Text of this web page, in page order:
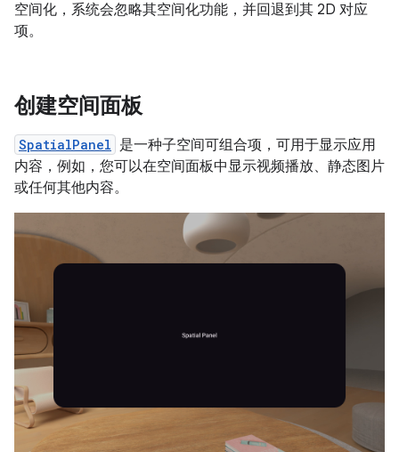
空间化，系统会忽略其空间化功能，并回退到其 2D 对应
项。
创建空间面板
SpatialPanel 是一种子空间可组合项，可用于显示应用
内容，例如，您可以在空间面板中显示视频播放、静态图片
或任何其他内容。